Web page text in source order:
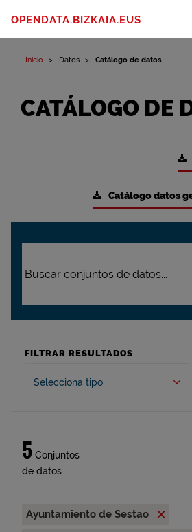
OPENDATA.BIZKAIA.EUS
Inicio Datos Catálogo de datos
CATÁLOGO DE
Catálogo datos
FILTRAR RESULTADOS
Selecciona tipo
5 Conjuntos
de datos
Ayuntamiento de Sestao